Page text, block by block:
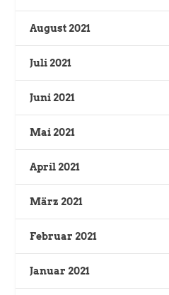
August 2021
Juli 2021
Juni 2021
Mai 2021
April 2021
März 2021
Februar 2021
Januar 2021